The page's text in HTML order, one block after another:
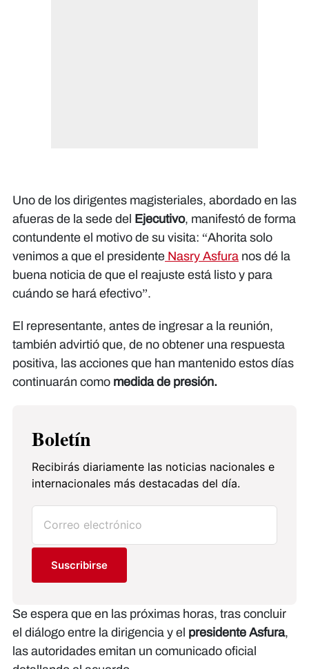
Uno de los dirigentes magisteriales, abordado en las
afueras de la sede del Ejecutivo, manifestó de forma
contundente el motivo de su visita: “Ahorita solo
venimos a que el presidente Nasry Asfura nos dé la
buena noticia de que el reajuste está listo y para
cuándo se hará efectivo”.
El representante, antes de ingresar a la reunión,
también advirtió que, de no obtener una respuesta
positiva, las acciones que han mantenido estos días
continuarán como medida de presión.
Boletín
Recibirás diariamente las noticias nacionales e
internacionales más destacadas del día.
Suscribirse
Se espera que en las próximas horas, tras concluir
el diálogo entre la dirigencia y el presidente Asfura,
las autoridades emitan un comunicado oficial